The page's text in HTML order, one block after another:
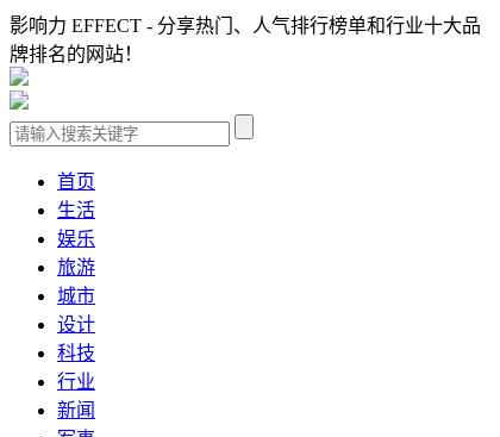
影响力 EFFECT - 分享热门、人气排行榜单和行业十大品
牌排名的网站！
首页
生活
娱乐
旅游
城市
设计
科技
行业
新闻